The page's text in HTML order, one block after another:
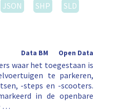
JSON SHP
SLD
Open Data
Data BM
waar het toegestaan is
te parkeren,
-steps en -scooters.
in de openbare
…